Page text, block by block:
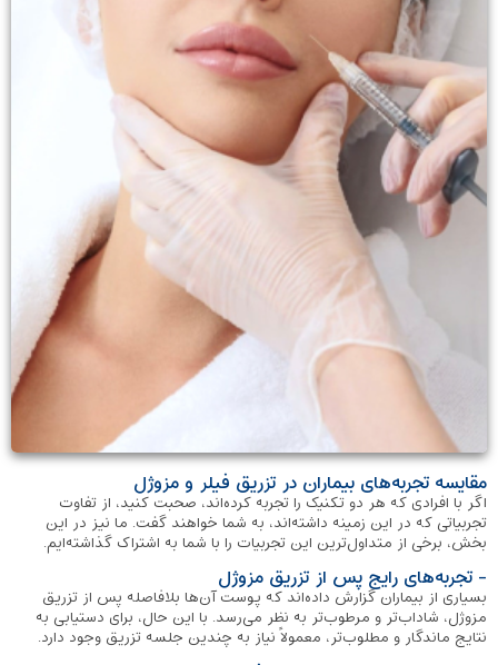
مقایسه تجربه‌های بیماران در تزریق فیلر و مزوژل
اگر با افرادی که هر دو تکنیک را تجربه کرده‌اند، صحبت کنید، از تفاوت
تجربیاتی که در این زمینه داشته‌اند، به شما خواهند گفت. ما نیز در این
بخش، برخی از متداول‌ترین این تجربیات را با شما به اشتراک گذاشته‌ایم.
- تجربه‌های رایج پس از تزریق مزوژل
بسیاری از بیماران گزارش داده‌اند که پوست آن‌ها بلافاصله پس از تزریق
مزوژل، شاداب‌تر و مرطوب‌تر به نظر می‌رسد. با این حال، برای دستیابی به
نتایج ماندگار و مطلوب‌تر، معمولاً نیاز به چندین جلسه تزریق وجود دارد.